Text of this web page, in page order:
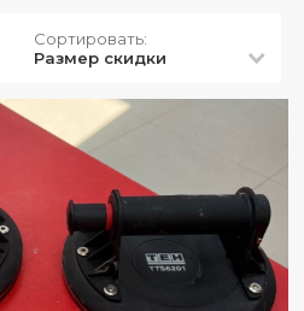
Сортировать:
Размер скидки